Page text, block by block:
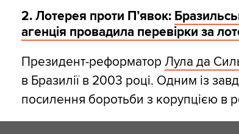
2. Лотерея проти П’явок:
агенція провадила перевірки за
Президент-реформаторЛула да
в Бразилії в 2003 році. Одним із
посилення боротьби з корупцією в